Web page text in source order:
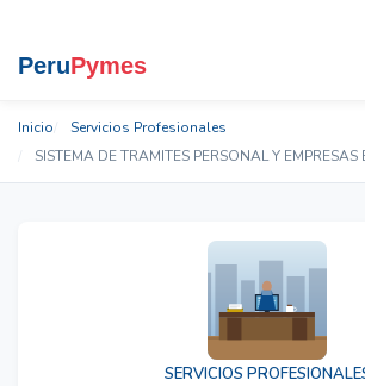
Inicio
Servicios Profesionales
SISTEMA DE TRAMITES PERSONAL Y EMPRESAS
SERVICIOS